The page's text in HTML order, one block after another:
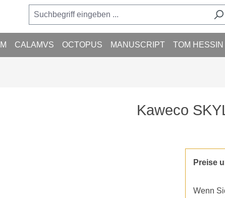
CALAMVS OCTOPUS MANUSCRIPT TOM HESSIN
Kaweco
Preise
Wenn